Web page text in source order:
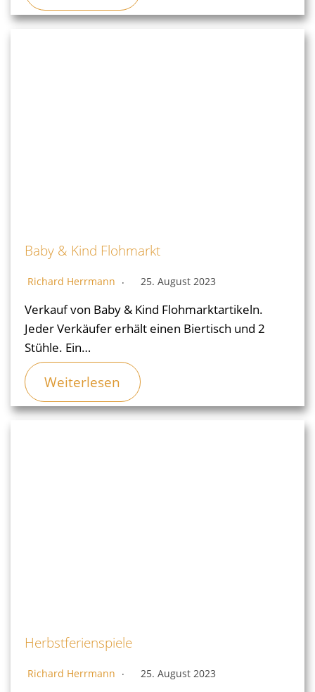
Baby & Kind Flohmarkt
Richard Herrmann 25. August 2023
Verkauf von Baby & Kind Flohmarktartikeln.
Jeder Verkäufer erhält einen Biertisch und 2
Stühle. Ein…
Weiterlesen
Herbstferienspiele
Richard Herrmann 25. August 2023